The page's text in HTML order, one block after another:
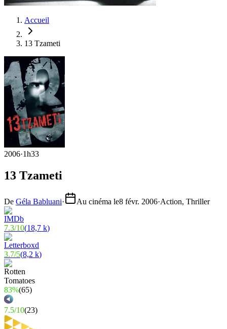
Accueil
13 Tzameti
2006·1h33
13 Tzameti
De Géla Babluani· Au cinéma le8 févr. 2006·Action, Thriller
7.3/10(18,7 k)
3.7/5(8,2 k)
83%(65)
7.5/10(23)